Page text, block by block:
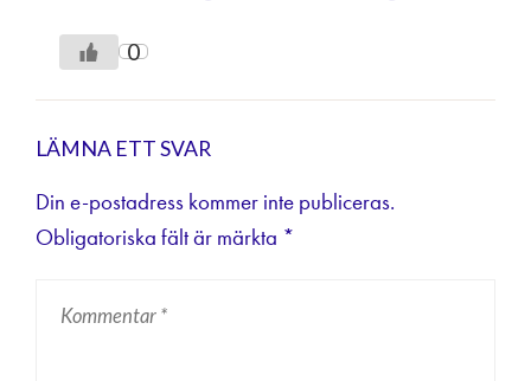
0
LÄMNA ETT SVAR
Din e-postadress kommer inte publiceras.
Obligatoriska fält är märkta *